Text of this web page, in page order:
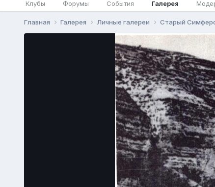
Клубы Форумы События Галерея
Главная Галерея Личные галереи Старый